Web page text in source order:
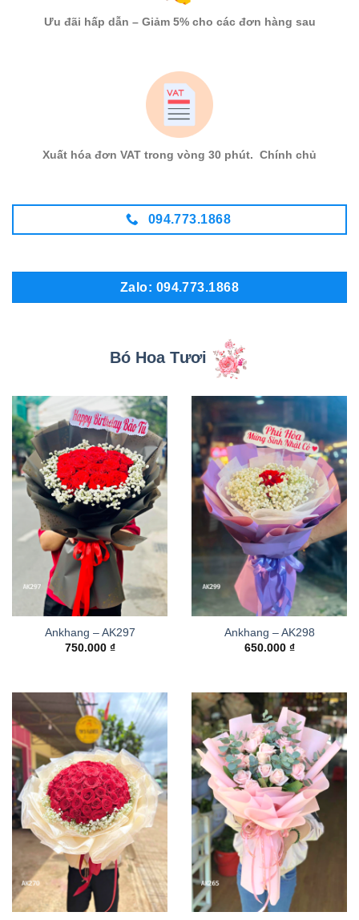
Ưu đãi hấp dẫn – Giảm 5% cho các đơn hàng sau
Xuất hóa đơn VAT trong vòng 30 phút. Chính chủ
094.773.1868
Zalo: 094.773.1868
Bó Hoa Tươi
Ankhang – AK297
750.000 ₫
Ankhang – AK298
650.000 ₫